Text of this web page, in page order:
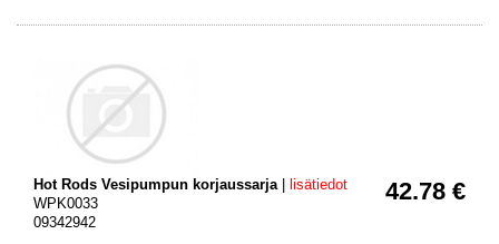
42.78 €
Hot Rods Vesipumpun korjaussarja|
lisätiedot
WPK0033
09342942